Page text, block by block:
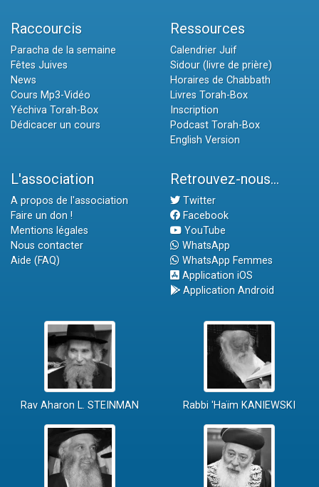
Raccourcis
Paracha de la semaine
Fêtes Juives
News
Cours Mp3-Vidéo
Yéchiva Torah-Box
Dédicacer un cours
Ressources
Calendrier Juif
Sidour (livre de prière)
Horaires de Chabbath
Livres Torah-Box
Inscription
Podcast Torah-Box
English Version
L'association
A propos de l'association
Faire un don !
Mentions légales
Nous contacter
Aide (FAQ)
Retrouvez-nous...
Twitter
Facebook
YouTube
WhatsApp
WhatsApp Femmes
Application iOS
Application Android
Rav Aharon L. STEINMAN Rabbi 'Haïm KANIEWSKI